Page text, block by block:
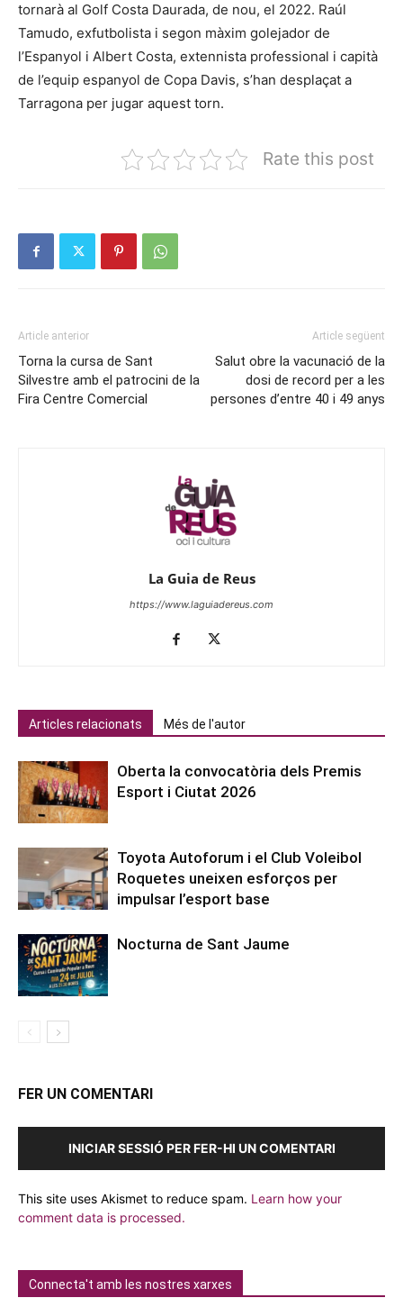
tornarà al Golf Costa Daurada, de nou, el 2022. Raúl
Tamudo, exfutbolista i segon màxim golejador de
l’Espanyol i Albert Costa, extennista professional i capità
de l’equip espanyol de Copa Davis, s’han desplaçat a
Tarragona per jugar aquest torn.
Rate this post
Article anterior
Torna la cursa de Sant
Silvestre amb el patrocini de la
Fira Centre Comercial
Article següent
Salut obre la vacunació de la
dosi de record per a les
persones d’entre 40 i 49 anys
La Guia de Reus
https://www.laguiadereus.com
Articles relacionats Més de l'autor
Oberta la convocatòria dels Premis
Esport i Ciutat 2026
Toyota Autoforum i el Club Voleibol
Roquetes uneixen esforços per
impulsar l’esport base
Nocturna de Sant Jaume
FER UN COMENTARI
INICIAR SESSIÓ PER FER-HI UN COMENTARI
This site uses Akismet to reduce spam. Learn how your
comment data is processed.
Connecta't amb les nostres xarxes